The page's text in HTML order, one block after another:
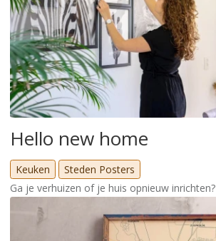
Hello new home
Keuken
Steden Posters
Ga je verhuizen of je huis opnieuw inrichten?